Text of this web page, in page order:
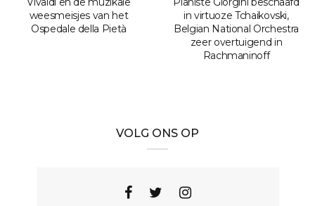
weesmeisjes van het
Ospedale della Pietà
in virtuoze Tchaikovski,
Belgian National Orchestra
zeer overtuigend in
Rachmaninoff
VOLG ONS OP